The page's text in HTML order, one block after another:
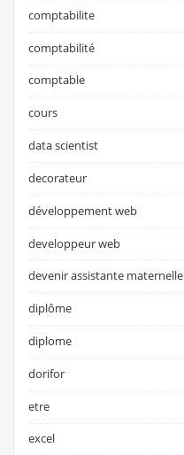
comptabilite
comptabilité
comptable
cours
data scientist
decorateur
développement web
developpeur web
devenir assistante maternelle
diplôme
diplome
dorifor
etre
excel